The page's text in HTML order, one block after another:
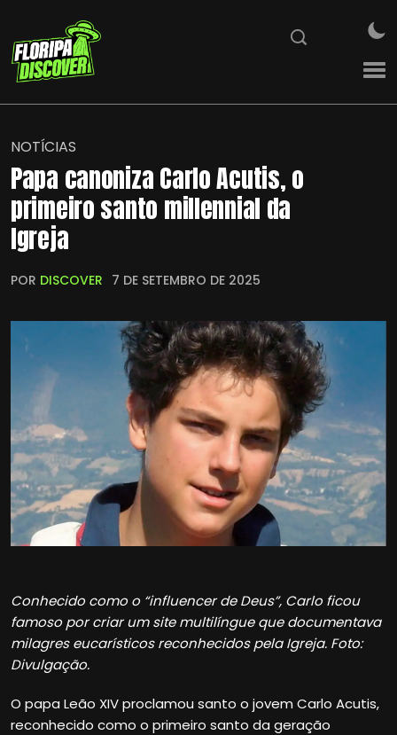
NOTÍCIAS
Papa canoniza Carlo Acutis, o
primeiro santo millennial da
Igreja
POR DISCOVER 7 DE SETEMBRO DE 2025
Conhecido como o “influencer de Deus”, Carlo ficou
famoso por criar um site multilíngue que documentava
milagres eucarísticos reconhecidos pela Igreja. Foto:
Divulgação.
O papa Leão XIV proclamou santo o jovem Carlo Acutis,
reconhecido como o primeiro santo da geração